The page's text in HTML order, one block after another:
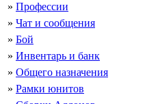
» Профессии
» Чат и сообщения
» Бой
» Инвентарь и банк
» Общего назначения
» Рамки юнитов